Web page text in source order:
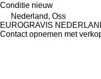
Conditie nieuw
Nederland, Oss
EUROGRAVIS
Contact opnemen met